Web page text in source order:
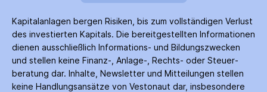
Kapitalanlagen bergen Risiken, bis zum voll­ständigen Verlust
des investierten Kapitals. Die bereitgestellten Informationen
dienen ausschließlich Informations- und Bildungs­zwecken
und stellen keine Finanz-, Anlage-, Rechts- oder Steuer­
beratung dar. Inhalte, Newsletter und Mitteilungen stellen
keine Handlungs­ansätze von Vestonaut dar, insbesondere